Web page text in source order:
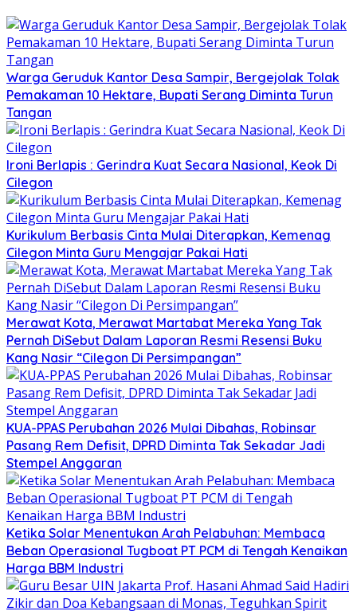
Warga Geruduk Kantor Desa Sampir, Bergejolak Tolak
Pemakaman 10 Hektare, Bupati Serang Diminta Turun
Tangan
Ironi Berlapis : Gerindra Kuat Secara Nasional, Keok Di
Cilegon
Kurikulum Berbasis Cinta Mulai Diterapkan, Kemenag
Cilegon Minta Guru Mengajar Pakai Hati
Merawat Kota, Merawat Martabat Mereka Yang Tak
Pernah DiSebut Dalam Laporan Resmi Resensi Buku
Kang Nasir “Cilegon Di Persimpangan”
KUA-PPAS Perubahan 2026 Mulai Dibahas, Robinsar
Pasang Rem Defisit, DPRD Diminta Tak Sekadar Jadi
Stempel Anggaran
Ketika Solar Menentukan Arah Pelabuhan: Membaca
Beban Operasional Tugboat PT PCM di Tengah Kenaikan
Harga BBM Industri